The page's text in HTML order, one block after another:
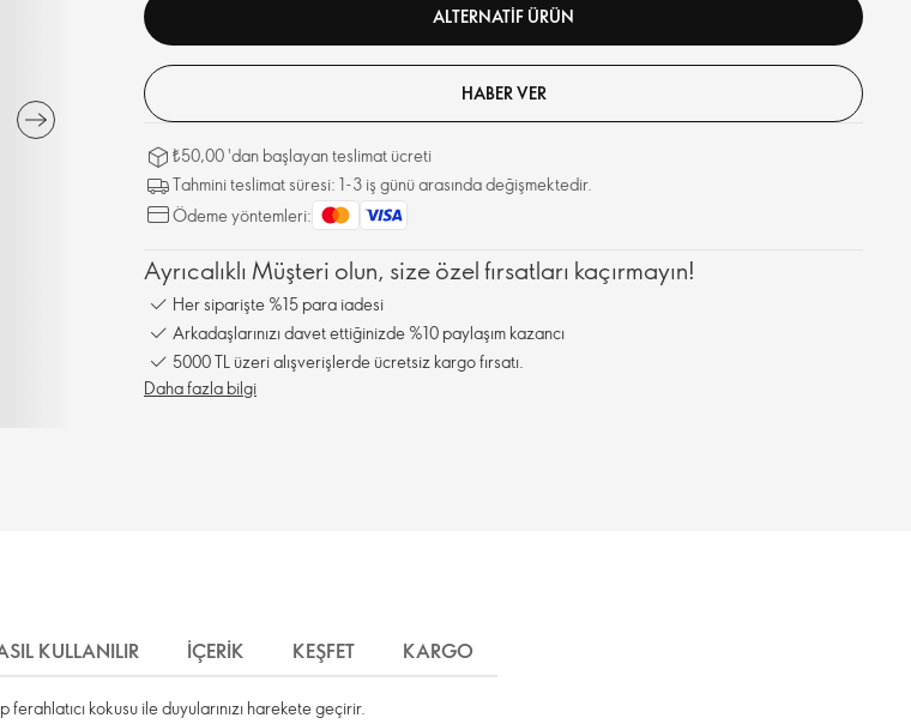
ALTERNATIF ÜRÜN
HABER VER
₺50,00 'dan başlayan teslimat ücreti
Tahmini teslimat süresi: 1-3 iş günü arasında değişmektedir.
Ödeme yöntemleri:
Ayrıcalıklı Müşteri olun, size özel fırsatları kaçırmayın!
Her siparişte %15 para iadesi
Arkadaşlarınızı davet ettiğinizde %10 paylaşım kazancı
5000 TL üzeri alışverişlerde ücretsiz kargo fırsatı.
Daha fazla bilgi
KULLANILIR İÇERIK KEŞFET KARGO
kokusu ile duyularınızı harekete geçirir.